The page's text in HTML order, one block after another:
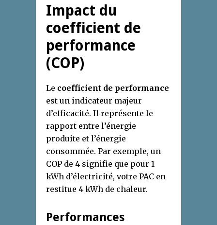
Impact du
coefficient de
performance
(COP)
Le coefficient de performance
est un indicateur majeur
d’efficacité. Il représente le
rapport entre l’énergie
produite et l’énergie
consommée. Par exemple, un
COP de 4 signifie que pour 1
kWh d’électricité, votre PAC en
restitue 4 kWh de chaleur.
Performances